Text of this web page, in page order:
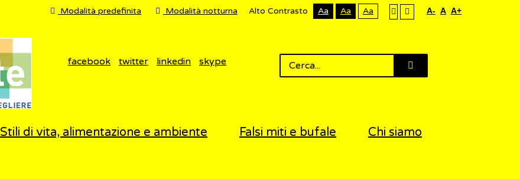
Modalità predefinita Modalità notturna Alto Contrasto Aa Aa Aa A- A A+
facebook twitter linkedin skype
Stili di vita, alimentazione e ambiente Falsi miti e bufale Chi siamo